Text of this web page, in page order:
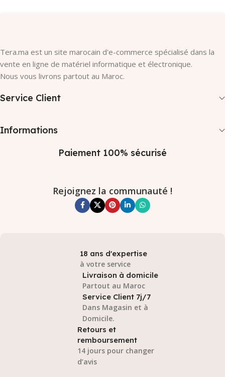
Tera.ma est un site marocain d'e-commerce spécialisé dans la
vente en ligne de matériel informatique et électronique.
Nous vous livrons partout au Maroc.
Service Client
Informations
Paiement 100% sécurisé
Rejoignez la communauté !
18 ans d'expertise
à votre service
Livraison à domicile
Partout au Maroc
Service Client 7j/7
Dans Magasin et à
Domicile.
Retours et
remboursement
14 jours pour changer
d’avis